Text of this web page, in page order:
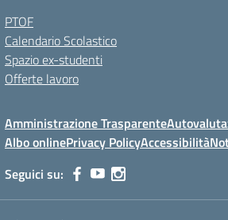
PTOF
Calendario Scolastico
Spazio ex-studenti
Offerte lavoro
Amministrazione Trasparente
Albo onlinePrivacy PolicyAccessibilità
Seguici su: